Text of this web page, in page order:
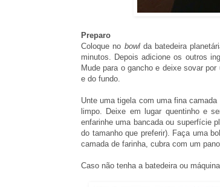
Preparo
Coloque no bowlda batedeira
minutos. Depois adicione os outros
Mude para o gancho e deixe sovar
e do fundo.
Unte uma tigela com uma fina
limpo. Deixe em lugar quentinho e
enfarinhe uma bancada ou superfície
do tamanho que preferir). Faça uma
camada de farinha, cubra com um
Caso não tenha a batedeira ou